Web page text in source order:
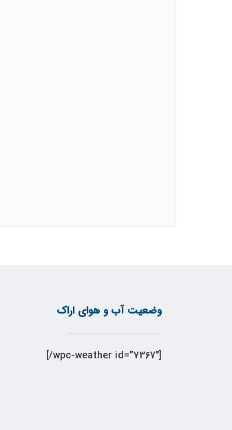
وضعیت آب و هوای اراک
[wpc-weather id=”7367″/]